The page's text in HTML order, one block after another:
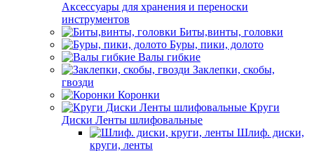
Аксессуары для хранения и переноски
инструментов
Биты,винты, головки
Буры, пики, долото
Валы гибкие
Заклепки, скобы,
гвозди
Коронки
Круги
Диски Ленты шлифовальные
Шлиф. диски,
круги, ленты